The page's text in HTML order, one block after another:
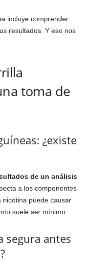
incluye comprender
resultados. Y eso nos
toma de
¿existe
de un análisis
a los componentes
nicotina puede causar
suele ser mínimo.
segura antes